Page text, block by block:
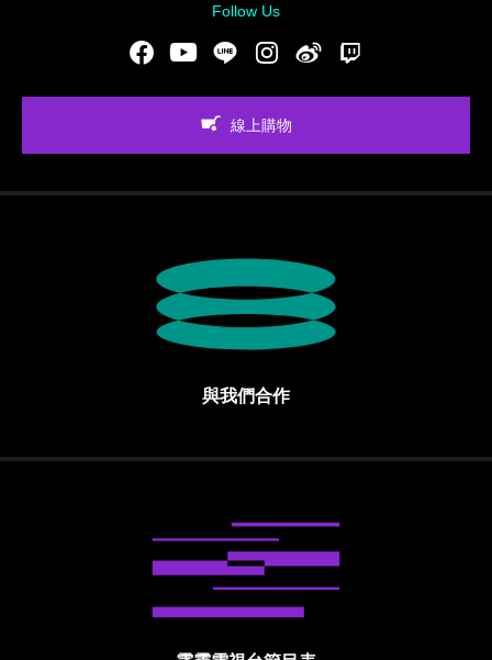
Follow Us
FacebookYoutubeLINE Instgram新浪微博
線上購物
與我們合作